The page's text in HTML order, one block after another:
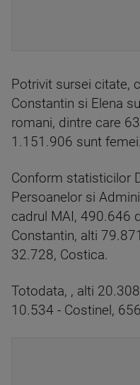
Potrivit sursei citate,
Constantin si Elena
romani, dintre care
1.151.906 sunt femei.
Conform statisticilor
Persoanelor si
cadrul MAI, 490.646
Constantin, alti
32.728, Costica.
Totodata, , alti
10.534 - Costinel,